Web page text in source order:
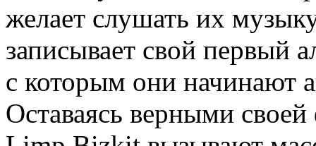
желает слушать их
записывает свой первый
с которым они начинают
Оставаясь верными